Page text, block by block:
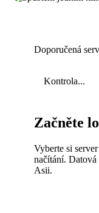
Doporučená
Kontrola...
Začněte
Vyberte si
načítání.
Asii.